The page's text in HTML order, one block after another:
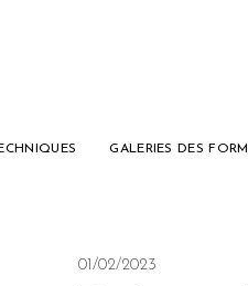
GALERIES DES
01/02/2023